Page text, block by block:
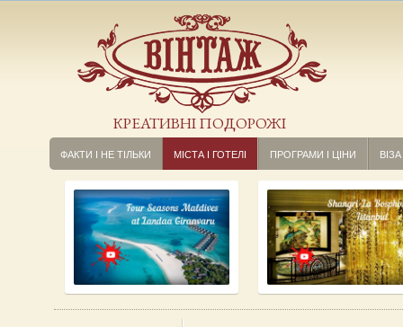
КРЕАТИВНІ ПОДОРОЖІ
ФАКТИ І НЕ ТІЛЬКИ МІСТА І ГОТЕЛІ ПРОГРАМИ І ЦІНИ ВІЗА